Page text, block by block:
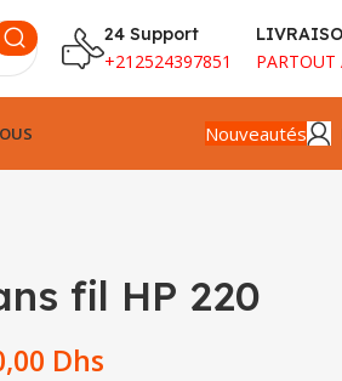
24 Support
+212524397851 PARTOUT
Nouveautés
fil HP 220
Dhs